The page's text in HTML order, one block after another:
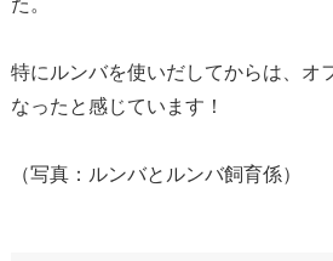
特にルンバを使いだしてからは、オ
なったと感じています！
（写真：ルンバとルンバ飼育係）